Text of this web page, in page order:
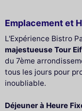
Emplacement et
L'Expérience Bistro
majestueuse Tour
du 7ème
tous les jours pour
inoubliable.
Déjeuner à Heure